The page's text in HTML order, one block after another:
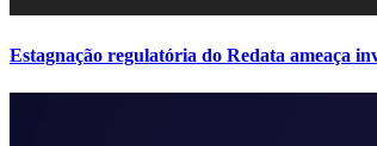
Estagnação regulatória do Redata ameaça